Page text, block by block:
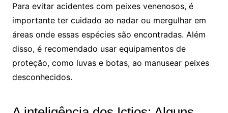
Para evitar acidentes com peixes venenosos, é
importante ter cuidado ao nadar ou mergulhar em
áreas onde essas espécies são encontradas. Além
disso, é recomendado usar equipamentos de
proteção, como luvas e botas, ao manusear peixes
desconhecidos.